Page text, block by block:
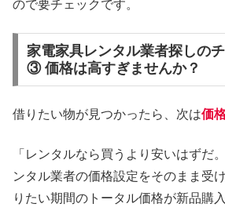
ので要チェックです。
家電家具レンタル業者探しの
③ 価格は高すぎませんか？
借りたい物が見つかったら、次は価
「レンタルなら買うより安いはずだ
ンタル業者の価格設定をそのまま受
りたい期間のトータル価格が新品購